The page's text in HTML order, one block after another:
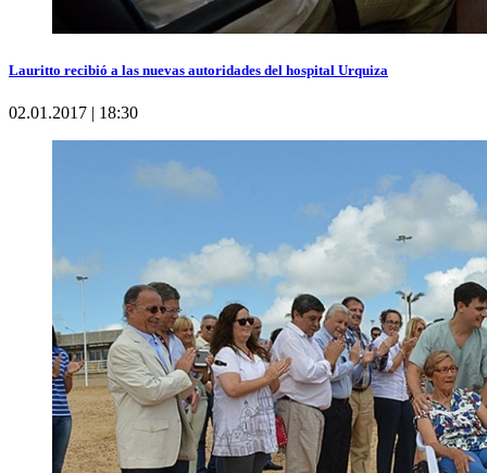
Lauritto recibió a las nuevas autoridades del hospital Urquiza
02.01.2017 | 18:30